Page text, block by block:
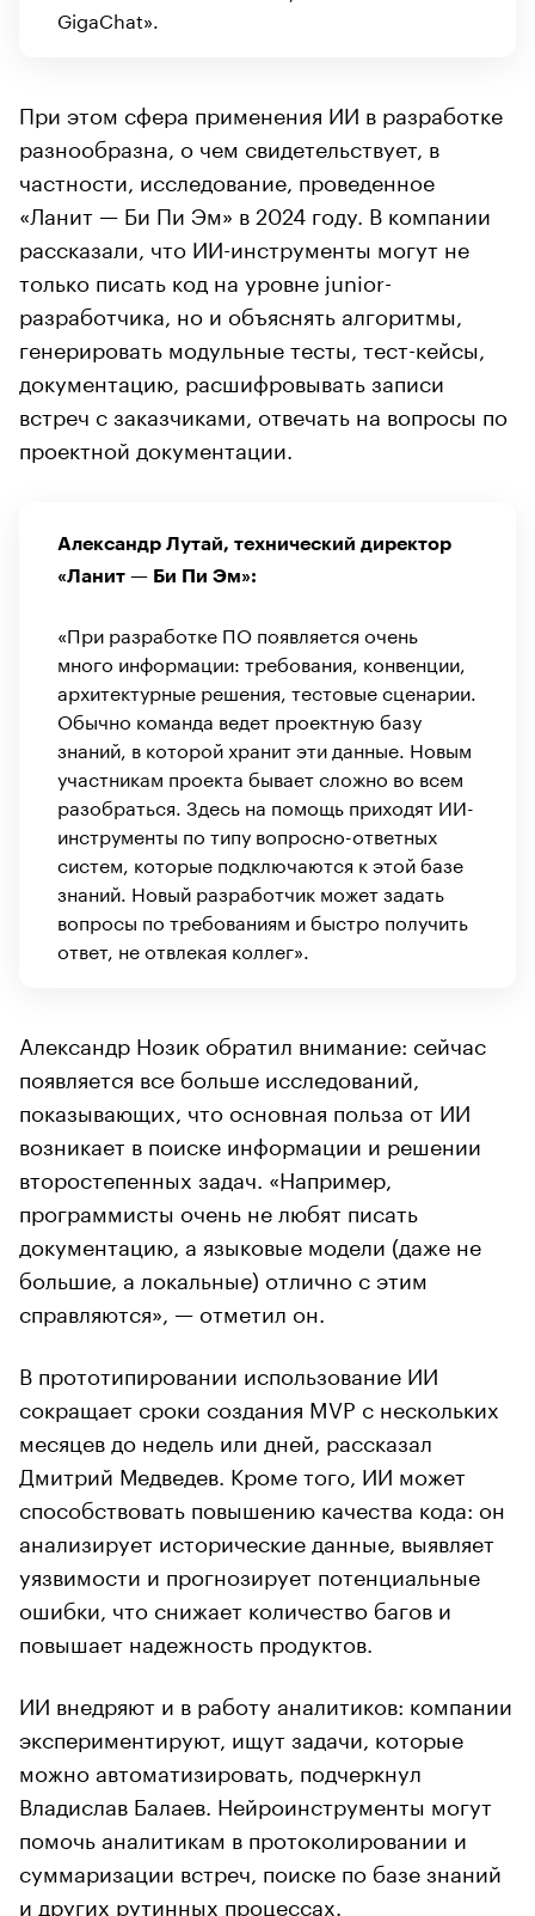
GigaChat».
При этом сфера применения ИИ в разработке
разнообразна, о чем свидетельствует, в
частности, исследование, проведенное
«Ланит — Би Пи Эм» в 2024 году. В компании
рассказали, что ИИ-инструменты могут не
только писать код на уровне junior-
разработчика, но и объяснять алгоритмы,
генерировать модульные тесты, тест-кейсы,
документацию, расшифровывать записи
встреч с заказчиками, отвечать на вопросы по
проектной документации.
Александр Лутай, технический директор
«Ланит — Би Пи Эм»:
«При разработке ПО появляется очень
много информации: требования, конвенции,
архитектурные решения, тестовые сценарии.
Обычно команда ведет проектную базу
знаний, в которой хранит эти данные. Новым
участникам проекта бывает сложно во всем
разобраться. Здесь на помощь приходят ИИ-
инструменты по типу вопросно-ответных
систем, которые подключаются к этой базе
знаний. Новый разработчик может задать
вопросы по требованиям и быстро получить
ответ, не отвлекая коллег».
Александр Нозик обратил внимание: сейчас
появляется все больше исследований,
показывающих, что основная польза от ИИ
возникает в поиске информации и решении
второстепенных задач. «Например,
программисты очень не любят писать
документацию, а языковые модели (даже не
большие, а локальные) отлично с этим
справляются», — отметил он.
В прототипировании использование ИИ
сокращает сроки создания MVP с нескольких
месяцев до недель или дней, рассказал
Дмитрий Медведев. Кроме того, ИИ может
способствовать повышению качества кода: он
анализирует исторические данные, выявляет
уязвимости и прогнозирует потенциальные
ошибки, что снижает количество багов и
повышает надежность продуктов.
ИИ внедряют и в работу аналитиков: компании
экспериментируют, ищут задачи, которые
можно автоматизировать, подчеркнул
Владислав Балаев. Нейроинструменты могут
помочь аналитикам в протоколировании и
суммаризации встреч, поиске по базе знаний
и других рутинных процессах.